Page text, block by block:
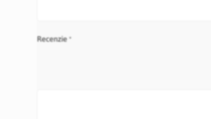
Recenzie